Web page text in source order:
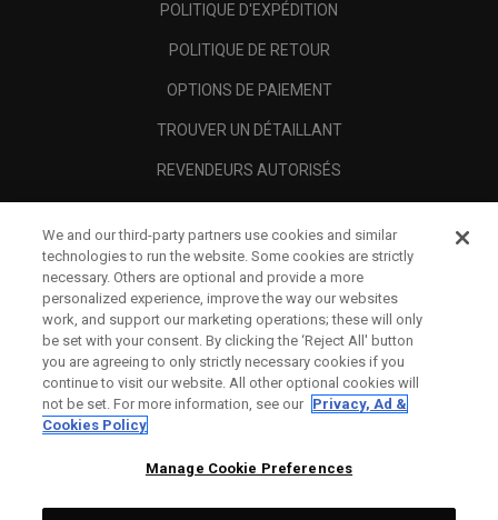
POLITIQUE D'EXPÉDITION
POLITIQUE DE RETOUR
OPTIONS DE PAIEMENT
TROUVER UN DÉTAILLANT
REVENDEURS AUTORISÉS
A PROPOS
MENTIONS LÉGALES
We and our third-party partners use cookies and similar
technologies to run the website. Some cookies are strictly
necessary. Others are optional and provide a more
personalized experience, improve the way our websites
work, and support our marketing operations; these will only
be set with your consent. By clicking the ‘Reject All' button
you are agreeing to only strictly necessary cookies if you
continue to visit our website. All other optional cookies will
not be set. For more information, see our Privacy, Ad &
Cookies Policy
Manage Cookie Preferences